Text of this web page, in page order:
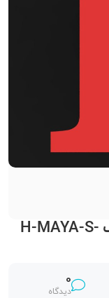
آویز سنگ خور حروف سایز کوچک H-MAYA-S-
0
دیدگاه